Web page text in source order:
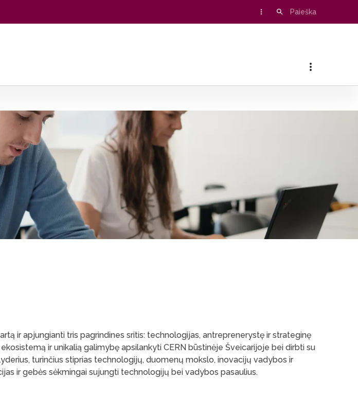
ir apjungianti tris pagrindines sritis: technologijas, antreprenerystę ir strateginę
ir unikalią galimybę apsilankyti CERN būstinėje Šveicarijoje bei dirbti su
turinčius stiprias technologijų, duomenų mokslo, inovacijų vadybos ir
ir gebės sėkmingai sujungti technologijų bei vadybos pasaulius.